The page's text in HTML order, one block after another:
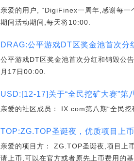
亲爱的用户, “DigiFinex一周年,感谢每
期间活动期间,每天将10:00.
DRAG:公平游戏DT区奖金池首次
公平游戏DT区奖金池首次分红和销毁
月17日00:00.
USD:[12-17]关于“全民挖矿大赛”第
亲爱的社区成员： IX.com第八期“全民
TOP:ZG.TOP圣诞夜，优质项目上
亲爱的项目方： ZG.TOP圣诞夜,项目上
请上币,可以在官方或者原先上币费用的